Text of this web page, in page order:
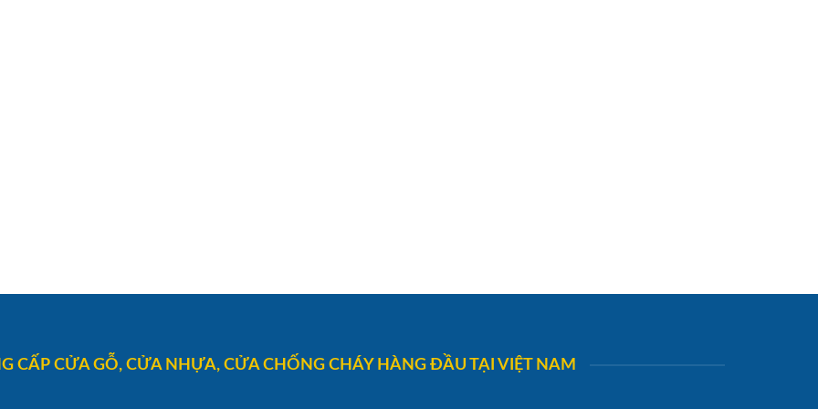
CẤP CỬA GỖ, CỬA NHỰA, CỬA CHỐNG CHÁY HÀNG ĐẦU TẠI VIỆT NAM